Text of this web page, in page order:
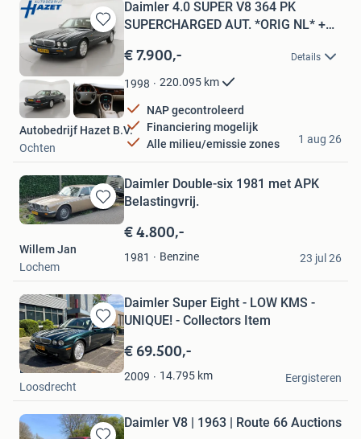
Bewaren
in
Mijn
Favorieten
Daimler 4.0 SUPER V8 364 PK
SUPERCHARGED AUT. *ORIG NL* +
€ 7.900,- Details
1998 220.095 km
NAP gecontroleerd
Financiering mogelijk
Alle milieu/emissie zones
Autobedrijf Hazet B.V.
Ochten
1 aug 26
Bewaren
in
Favorieten
Daimler Double-six 1981 met APK
Belastingvrij.
€ 4.800,-
1981 Benzine
Willem Jan
Lochem
23 jul 26
Bewaren
in
Mijn
Favorieten
Daimler Super Eight - LOW KMS -
UNIQUE! - Collectors Item
€ 69.500,-
2009 14.795 km
Barbara
Loosdrecht
Eergisteren
Daimler V8 | 1963 | Route 66 Auctions